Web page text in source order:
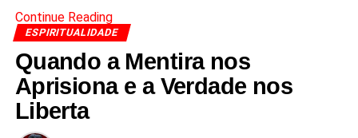
Continue Reading
ESPIRITUALIDADE
Quando a Mentira nos
Aprisiona e a Verdade nos
Liberta